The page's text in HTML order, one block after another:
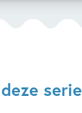
serie